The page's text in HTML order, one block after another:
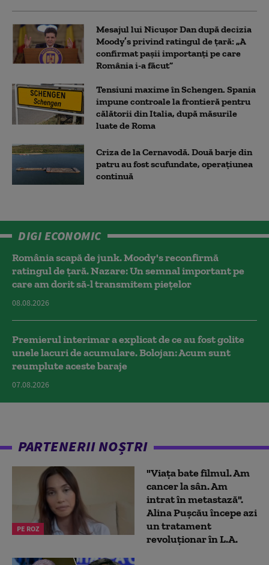
Mesajul lui Nicușor Dan după decizia
Moody’s privind ratingul de țară: „A
confirmat pașii importanți pe care
România i-a făcut”
Tensiuni maxime în Schengen. Spania
impune controale la frontieră pentru
călătorii din Italia, după măsurile
luate de Roma
Criza de la Cernavodă. Două barje din
patru au fost scufundate, operațiunea
continuă
DIGI ECONOMIC
România scapă de junk. Moody's reconfirmă
ratingul de țară. Nazare: Un semnal important pe
care am dorit să-l transmitem piețelor
08.08.2026
Premierul interimar a explicat de ce au fost golite
unele lacuri de acumulare. Bolojan: Acum sunt
reumplute aceste baraje
07.08.2026
PARTENERII NOȘTRI
PE ROZ
"Viața bate filmul. Am
cancer la sân. Am
intrat în metastază".
Alina Pușcău începe azi
un tratament
revoluționar în L.A.